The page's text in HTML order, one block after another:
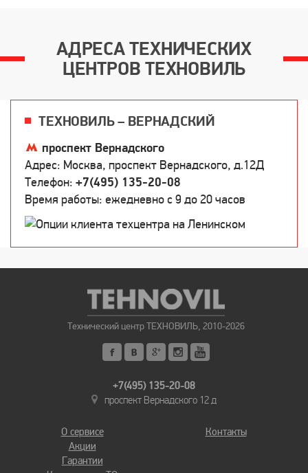
АДРЕСА ТЕХНИЧЕСКИХ
ЦЕНТРОВ ТЕХНОВИЛЬ
ТЕХНОВИЛЬ – ВЕРНАДСКИЙ
проспект Вернадского
Адрес: Москва, проспект Вернадского, д.12Д
Телефон: +7(495) 135-20-08
Время работы: ежедневно c 9 до 20 часов
Технический центр ТЕХНОВИЛЬ, 2010-2026
+7(495) 135-20-08
проспект Вернадского 12 д
О сервисе
Акции
Гарантии
Контакты